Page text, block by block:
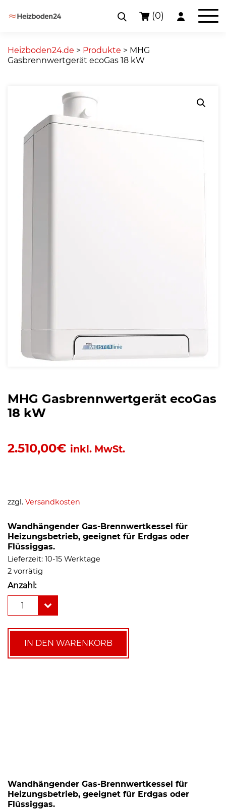
content
(0)
Heizboden24.de > Produkte > MHG
Gasbrennwertgerät ecoGas 18 kW
MHG Gasbrennwertgerät ecoGas
18 kW
2.510,00€ inkl. MwSt.
zzgl. Versandkosten
Wandhängender Gas-Brennwertkessel für
Heizungsbetrieb, geeignet für Erdgas oder
Flüssiggas.
Lieferzeit: 10-15 Werktage
2 vorrätig
Anzahl:
Gasbrennwertgerät
18
1
IN DEN WARENKORB
Wandhängender Gas-Brennwertkessel für
Heizungsbetrieb, geeignet für Erdgas oder
Flüssiggas.